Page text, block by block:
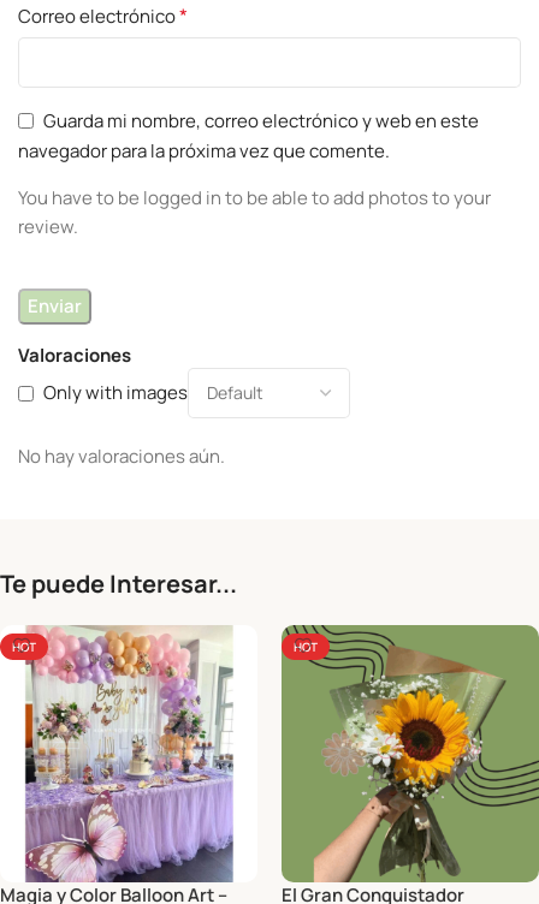
Valoraciones
Only with images
No hay valoraciones aún.
Correo electrónico*
Guarda mi nombre, correo electrónico y web en este
navegador para la próxima vez que comente.
You have to be logged in to be able to add photos to your
review.
Te puede Interesar...
HOT
Magia y Color Balloon Art –
HOT
El Gran Conquistador